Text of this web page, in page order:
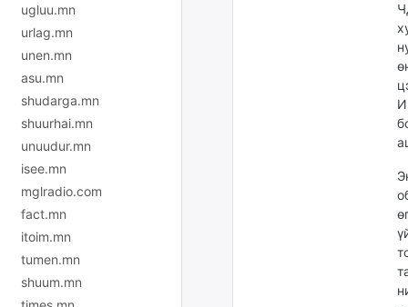
ugluu.mn
urlag.mn
unen.mn
asu.mn
shudarga.mn
shuurhai.mn
unuudur.mn
isee.mn
mglradio.com
fact.mn
itoim.mn
tumen.mn
shuum.mn